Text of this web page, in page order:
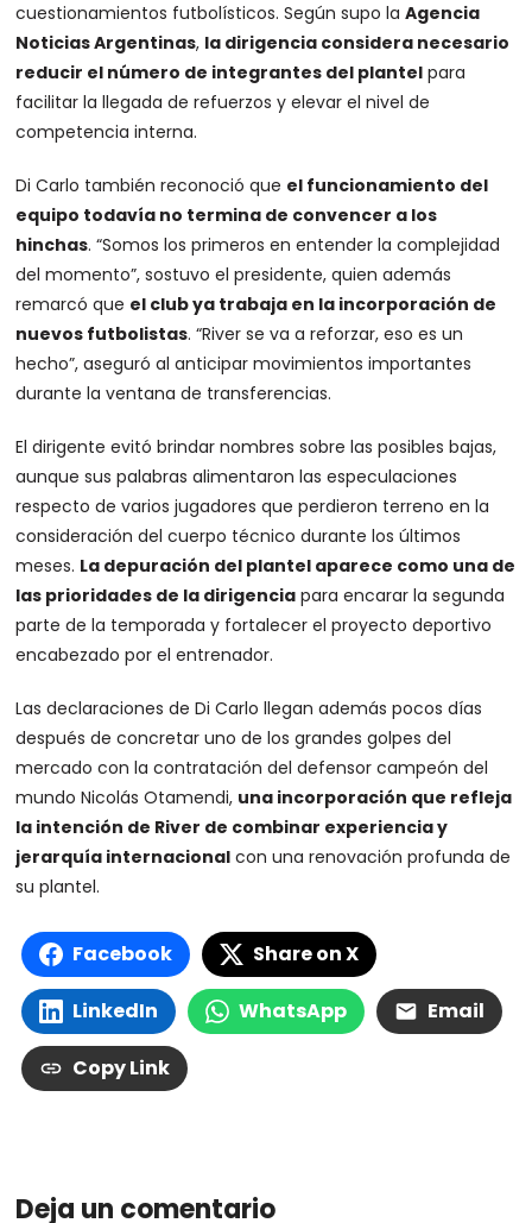
cuestionamientos futbolísticos. Según supo laAgencia
Noticias Argentinas, la dirigencia considera necesario
reducir el número de integrantes del plantel para
facilitar la llegada de refuerzos y elevar el nivel de
competencia interna.
Di Carlo también reconoció que el funcionamiento del
equipo todavía no termina de convencer a los
hinchas. “Somos los primeros en entender la complejidad
del momento”, sostuvo el presidente, quien además
remarcó que el club ya trabaja en la incorporación de
nuevos futbolistas. “River se va a reforzar, eso es un
hecho”, aseguró al anticipar movimientos importantes
durante la ventana de transferencias.
El dirigente evitó brindar nombres sobre las posibles bajas,
aunque sus palabras alimentaron las especulaciones
respecto de varios jugadores que perdieron terreno en la
consideración del cuerpo técnico durante los últimos
meses. La depuración del plantel aparece como una de
las prioridades de la dirigencia para encarar la segunda
parte de la temporada y fortalecer el proyecto deportivo
encabezado por el entrenador.
Las declaraciones de Di Carlo llegan además pocos días
después de concretar uno de los grandes golpes del
mercado con la contratación del defensor campeón del
mundo Nicolás Otamendi, una incorporación que refleja
la intención de River de combinar experiencia y
jerarquía internacional con una renovación profunda de
su plantel.
Facebook Share on X
LinkedIn WhatsApp Email
Copy Link
Deja un comentario